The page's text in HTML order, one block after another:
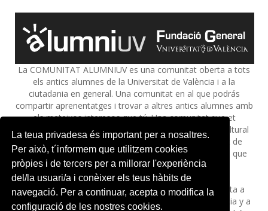
La teua privadesa és important per a nosaltres.
Per això, t´informem que utilitzem cookies
pròpies i de tercers per a millorar l'experiència
del/la usuari/a i conèixer els teus hàbits de
navegació. Per a continuar, acepta o modifica la
configuració de les nostres cookies.
La COMUNITAT ALUMNIUV es una comunitat oberta a tots
els antics alumnes de la Universitat de València i a la
ciutadania en general. Una comunitat en al que podrás
compartir aprenentatges i trovar a altres antics alumnes amb
els mateixos interesos que tú. Una comunitat que et
permetrà accedir a tota la informació sobre l'oferta cultural
de la Universitat i a descomptes en una gran varietat de
serveis. Descobreix al web, www.uv.es/alumniuv tot el que
t’oferix la Universitat de València.
·
La COMUNIDAD ALUMNIUV es una comunidad abierta a
todos los antiguos alumnos de la Universitat de València y a